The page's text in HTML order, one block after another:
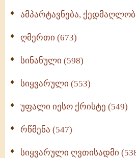
ამპარტავნება,
ღმერთი (673)
სინანული (598)
სიყვარული (553)
უფალი იესო ქრისტე (549)
რწმენა (547)
სიყვარული ღვთისადმი